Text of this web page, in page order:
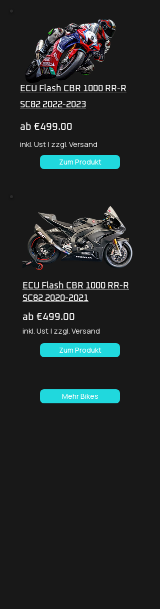
ECU Flash CBR 1000 RR-R
SC82 2022-2023
ab €499.00
inkl. Ust | zzgl. Versand
Zum Produkt
ECU Flash CBR 1000 RR-R
SC82 2020-2021
ab €499.00
inkl. Ust | zzgl. Versand
Zum Produkt
Mehr Bikes